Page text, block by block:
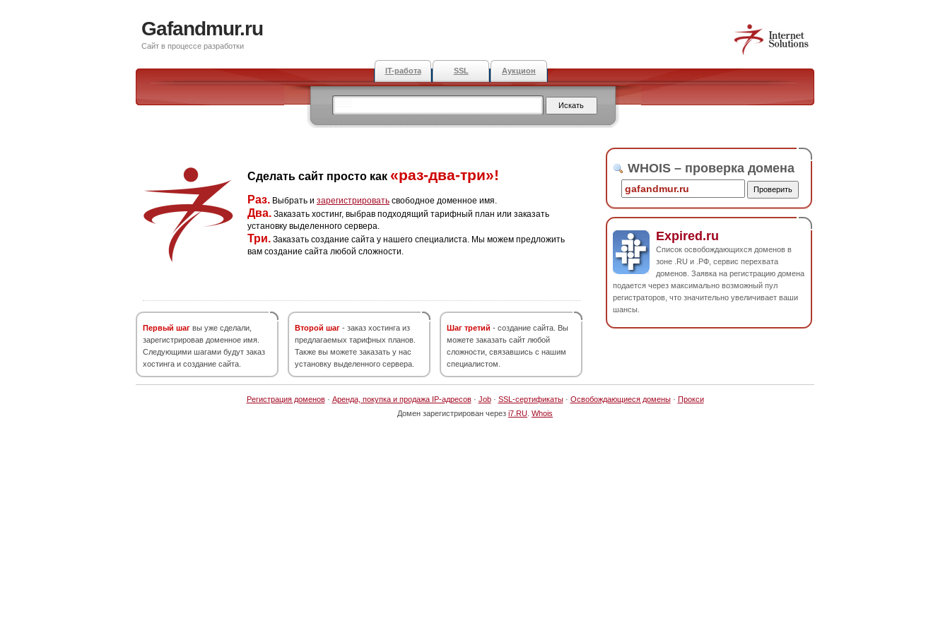
Gafandmur.ru
Сайт в процессе разработки
IT-работа SSL Аукцион
Сделать сайт просто как «раз-два-три»!
Раз. Выбрать и зарегистрировать свободное доменное имя.
Два. Заказать хостинг, выбрав подходящий тарифный план или заказать
установку выделенного сервера.
Три. Заказать создание сайта у нашего специалиста. Мы можем предложить
вам создание сайта любой сложности.
Первый шаг вы уже сделали,
зарегистрировав доменное имя.
Следующими шагами будут заказ
хостинга и создание сайта.
Второй шаг - заказ хостинга из
предлагаемых тарифных планов.
Также вы можете заказать у нас
установку выделенного сервера.
Шаг третий - создание сайта. Вы
можете заказать сайт любой
сложности, связавшись с нашим
специалистом.
WHOIS – проверка домена
Expired.ru
Список освобождающихся доменов в
зоне .RU и .РФ, сервис перехвата
доменов. Заявка на регистрацию домена
подается через максимально возможный пул
регистраторов, что значительно увеличивает ваши
шансы.
Регистрация доменов· Аренда, покупка и продажа IP-адресов· Job· SSL-сертификаты· Освобождающиеся домены· Прокси
Домен зарегистрирован через i7.RU Whois